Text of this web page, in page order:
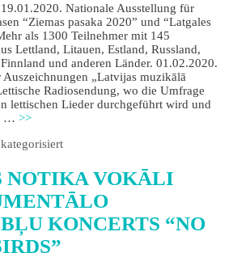
Nationale Ausstellung für
“Ziemas pasaka 2020” und “Latgales
als 1300 Teilnehmer mit 145
Lettland, Litauen, Estland, Russland,
und anderen Länder. 01.02.2020.
Auszeichnungen „Latvijas muzikālā
Radiosendung, wo die Umfrage
lettischen Lieder durchgeführt wird und
… >>
NOTIKA VOKĀLI
KONCERTS “NO